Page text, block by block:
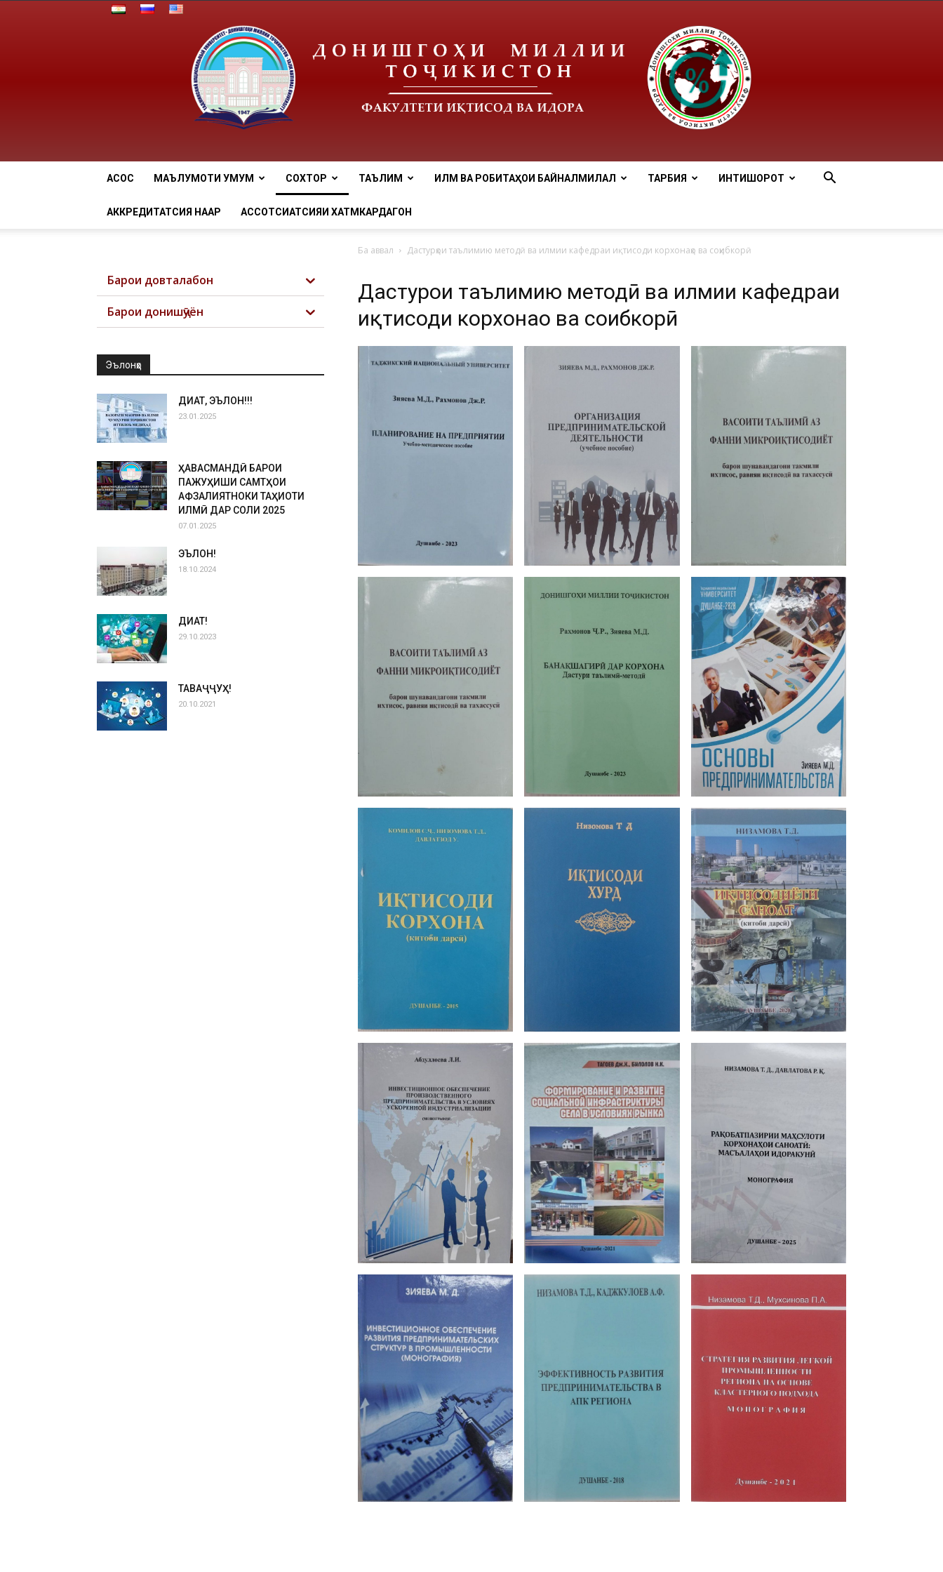
АСОСӢ МАЪЛУМОТИ УМУМӢ СОХТОР ТАЪЛИМ ИЛМ ВА РОБИТАҲОИ БАЙНАЛМИЛАЛӢ ТАРБИЯ ИНТИШОРОТ
АККРЕДИТАТСИЯ НААР АССОТСИАТСИЯИ ХАТМКАРДАГОН
Ба аввал Дастурҳои таълимию методӣ ва илмии кафедраи иқтисоди корхонаҳо ва соҳибкорӣ
Дастурҳои таълимию методӣ ва илмии кафедраи
иқтисоди корхонаҳо ва соҳибкорӣ
Барои довталабон
Барои донишҷӯён
Эълонҳо
ДИҚҚАТ, ЭЪЛОН!!!
23.01.2025
ҲАВАСМАНДӢ БАРОИ
ПАЖУҲИШИ САМТҲОИ
АФЗАЛИЯТНОКИ ТАҲҚИҚОТИ
ИЛМӢ ДАР СОЛИ 2025
07.01.2025
ЭЪЛОН!
18.10.2024
ДИҚҚАТ!
29.10.2023
ТАВАҶҶУҲ!
20.10.2021